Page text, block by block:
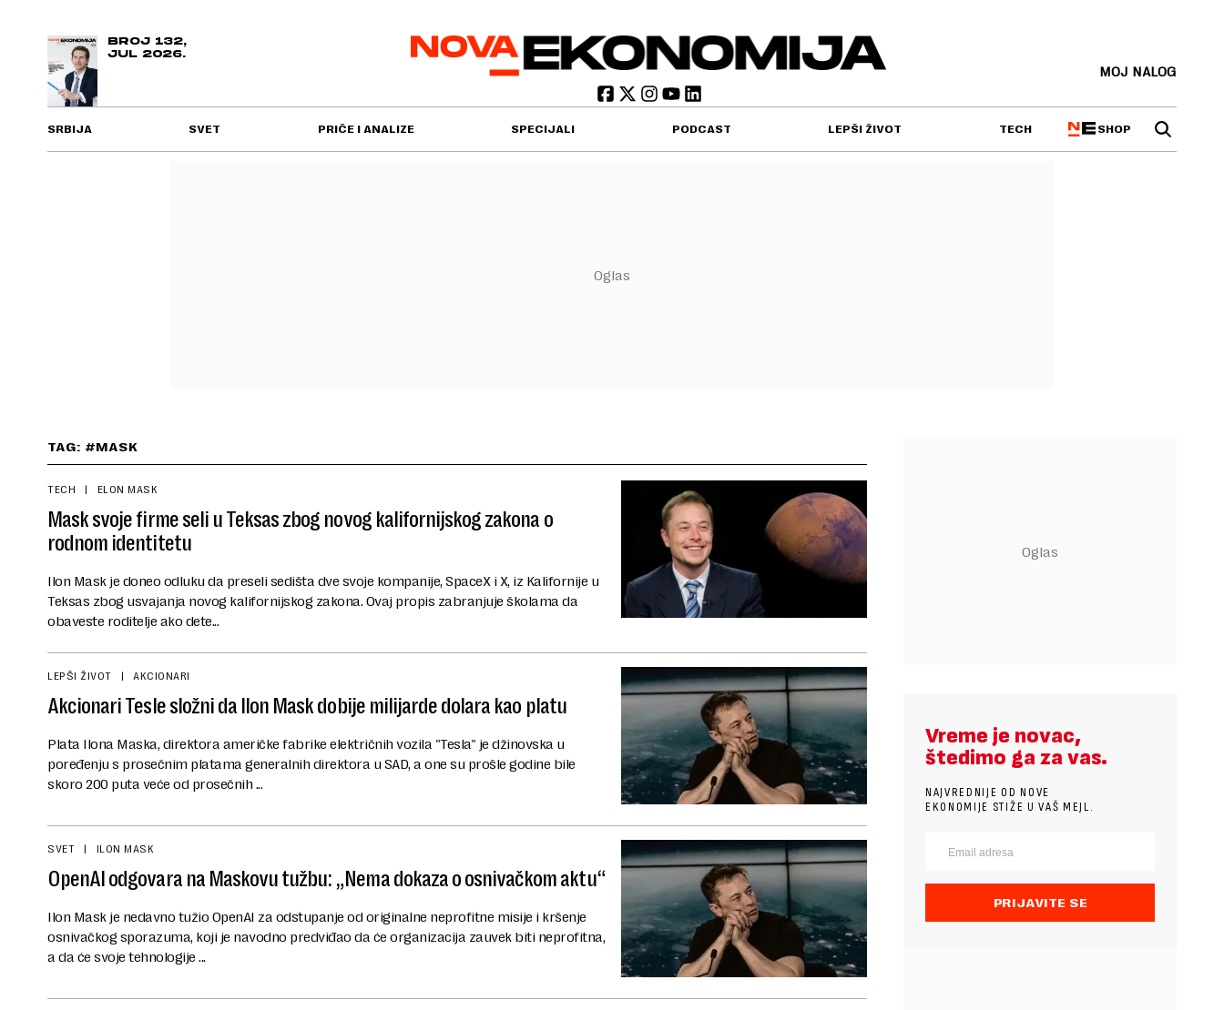
BROJ 132,
JUL 2026.
MOJ NALOG
SRBIJA SVET PRIČE I ANALIZE SPECIJALI PODCAST LEPŠI ŽIVOT TECH SHOP
TAG: #MASK
TECH ELON MASK
Mask svoje firme seli u Teksas zbog novog kalifornijskog zakona o
rodnom identitetu
Ilon Mask je doneo odluku da preseli sedišta dve svoje kompanije, SpaceX i X, iz Kalifornije u
Teksas zbog usvajanja novog kalifornijskog zakona. Ovaj propis zabranjuje školama da
obaveste roditelje ako dete...
LEPŠI ŽIVOT AKCIONARI
Akcionari Tesle složni da Ilon Mask dobije milijarde dolara kao platu
Plata Ilona Maska, direktora američke fabrike električnih vozila "Tesla" je džinovska u
poređenju s prosečnim platama generalnih direktora u SAD, a one su prošle godine bile
skoro 200 puta veće od prosečnih ...
SVET ILON MASK
OpenAI odgovara na Maskovu tužbu: „Nema dokaza o osnivačkom aktu“
Ilon Mask je nedavno tužio OpenAI za odstupanje od originalne neprofitne misije i kršenje
osnivačkog sporazuma, koji je navodno predviđao da će organizacija zauvek biti neprofitna,
a da će svoje tehnologije ...
Vreme je novac,
štedimo ga za vas.
NAJVREDNIJE OD NOVE
EKONOMIJE STIŽE U VAŠ MEJL.
PRIJAVITE SE